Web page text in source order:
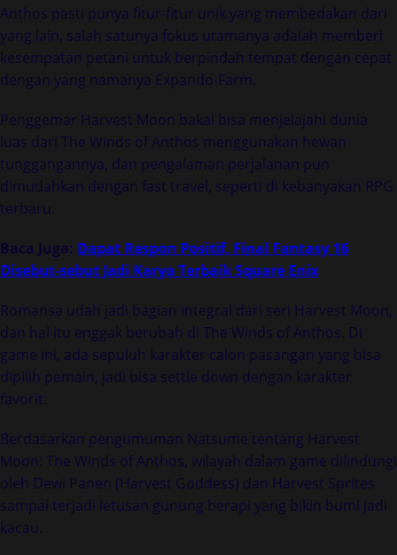
Anthos pasti punya fitur-fitur unik yang membedakan dari
yang lain, salah satunya fokus utamanya adalah memberi
kesempatan petani untuk berpindah tempat dengan cepat
dengan yang namanya Expando-Farm.
Penggemar Harvest Moon bakal bisa menjelajahi dunia
luas dari The Winds of Anthos menggunakan hewan
tunggangannya, dan pengalaman perjalanan pun
dimudahkan dengan fast travel, seperti di kebanyakan RPG
terbaru.
Baca Juga: Dapat Respon Positif, Final Fantasy 16
Disebut-sebut Jadi Karya Terbaik Square Enix
Romansa udah jadi bagian integral dari seri Harvest Moon,
dan hal itu enggak berubah di The Winds of Anthos. Di
game ini, ada sepuluh karakter calon pasangan yang bisa
dipilih pemain, jadi bisa settle down dengan karakter
favorit.
Berdasarkan pengumuman Natsume tentang Harvest
Moon: The Winds of Anthos, wilayah dalam game dilindungi
oleh Dewi Panen (Harvest Goddess) dan Harvest Sprites
sampai terjadi letusan gunung berapi yang bikin bumi jadi
kacau.